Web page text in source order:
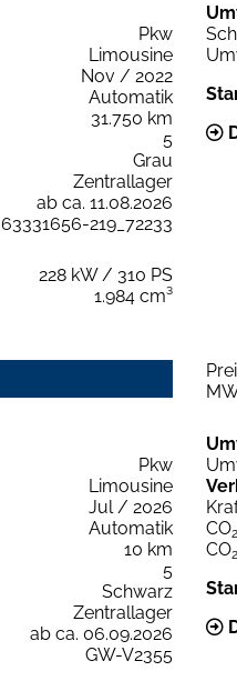
Pkw
Limousine
Nov / 2022
Automatik
31.750 km
5
Grau
Zentrallager
ab ca. 11.08.2026
63331656-219_72233
228 kW / 310 PS
1.984 cm³
Pkw
Limousine
Jul / 2026
Automatik
10 km
5
Schwarz
Zentrallager
ab ca. 06.09.2026
GW-V2355
CO2
CO2